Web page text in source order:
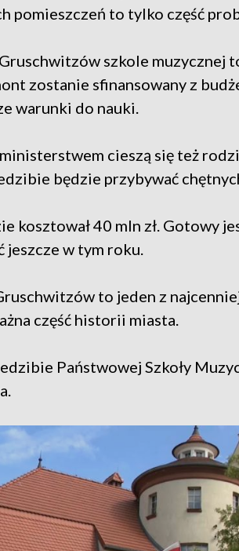
pomieszczeń to tylko część
szkole muzycznej
zostanie sfinansowany z
warunki do nauki.
cieszą się też
będzie przybywać
kosztował 40 mln zł. Gotowy
jeszcze w tym roku.
to jeden z
część historii miasta.
Państwowej Szkoły